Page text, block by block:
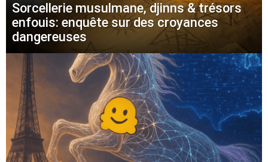
Sorcellerie musulmane, djinns & trésors
enfouis: enquête sur des croyances
dangereuses